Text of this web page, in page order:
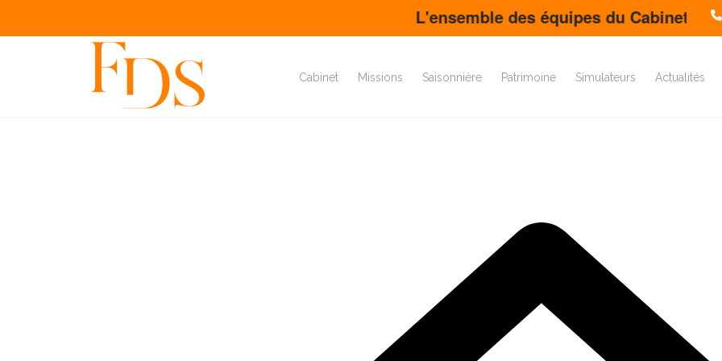
L'ensemble des équipes du Cabinet FDS
Cabinet Missions Saisonnière Patrimoine Simulateurs Actualités